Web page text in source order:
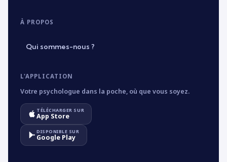
À PROPOS
Qui sommes-nous ?
L'APPLICATION
Votre psychologue dans la poche, où que vous soyez.
TÉLÉCHARGER SUR
App Store
DISPONIBLE SUR
Google Play